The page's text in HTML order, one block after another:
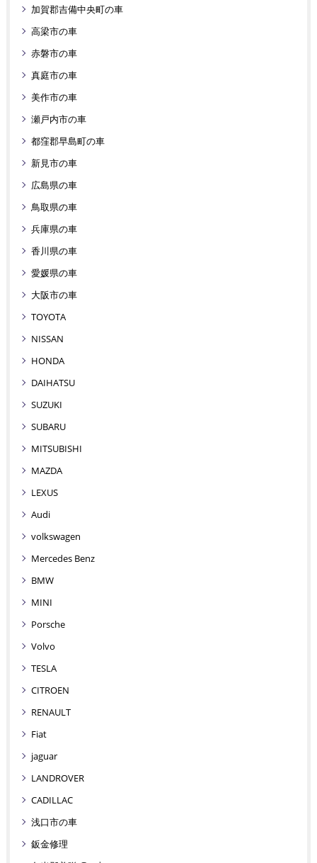
加賀郡吉備中央町の車
高梁市の車
赤磐市の車
真庭市の車
美作市の車
瀬戸内市の車
都窪郡早島町の車
新見市の車
広島県の車
鳥取県の車
兵庫県の車
香川県の車
愛媛県の車
大阪市の車
TOYOTA
NISSAN
HONDA
DAIHATSU
SUZUKI
SUBARU
MITSUBISHI
MAZDA
LEXUS
Audi
volkswagen
Mercedes Benz
BMW
MINI
Porsche
Volvo
TESLA
CITROEN
RENAULT
Fiat
jaguar
LANDROVER
CADILLAC
浅口市の車
鈑金修理